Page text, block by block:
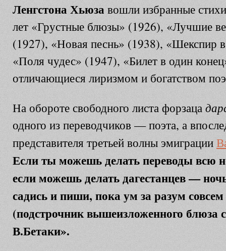
Ленгстона Хьюзавошли избранные
лет «Грустные блюзы» (1926), «Лучшие
(1927), «Новая песнь» (1938), «Шекспир
«Поля чудес» (1947), «Билет в один
отличающиеся лиризмом и богатством
На обороте свободного листа форзаца
одного из переводчиков — поэта, а
представителя третьей волны эмиграции
Если ты можешь делать переводы всю
если можешь делать дагестанцев —
садись и пиши, пока ум за разум
(подстрочник вышеизложенного блюза
В.Бетаки».